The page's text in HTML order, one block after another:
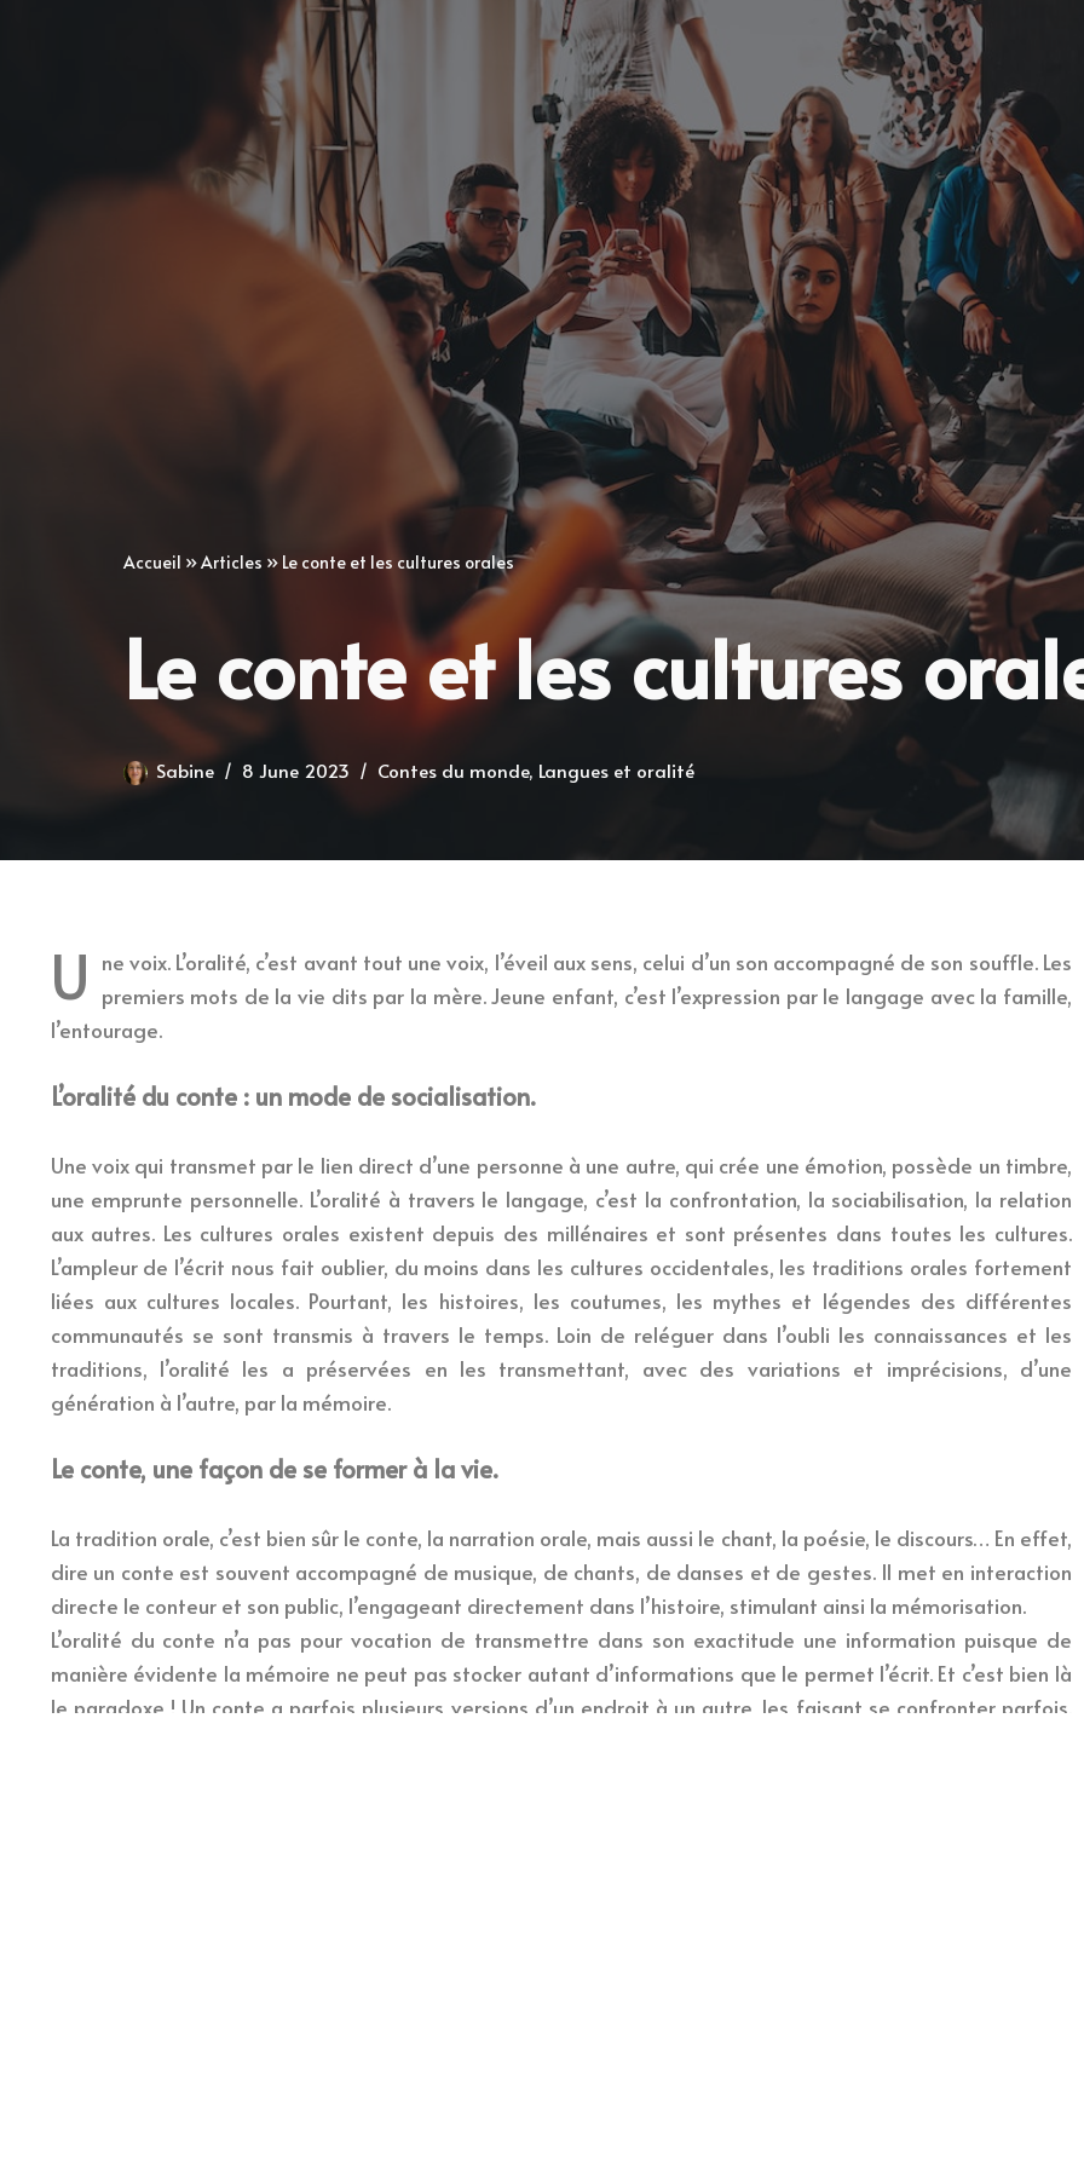
Accueil »Articles » Le conte et les cultures orales
Le conte et les cultures
Sabine 8 June 2023 Contes du monde, Langues et oralité
U ne voix. L’oralité, c’est avant tout une voix, l’éveil aux sens, celui d’un son accompagné de son souffle. Les
premiers mots de la vie dits par la mère. Jeune enfant, c’est l’expression par le langage avec la famille,
l’entourage.
L’oralité du conte : un mode de socialisation.
Une voix qui transmet par le lien direct d’une personne à une autre, qui crée une émotion, possède un timbre,
une emprunte personnelle. L’oralité à travers le langage, c’est la confrontation, la sociabilisation, la relation
aux autres. Les cultures orales existent depuis des millénaires et sont présentes dans toutes les cultures.
L’ampleur de l’écrit nous fait oublier, du moins dans les cultures occidentales, les traditions orales fortement
liées aux cultures locales. Pourtant, les histoires, les coutumes, les mythes et légendes des différentes
communautés se sont transmis à travers le temps. Loin de reléguer dans l’oubli les connaissances et les
traditions, l’oralité les a préservées en les transmettant, avec des variations et imprécisions, d’une
génération à l’autre, par la mémoire.
Le conte, une façon de se former à la vie.
La tradition orale, c’est bien sûr le conte, la narration orale, mais aussi le chant, la poésie, le discours… En effet,
dire un conte est souvent accompagné de musique, de chants, de danses et de gestes. Il met en interaction
directe le conteur et son public, l’engageant directement dans l’histoire, stimulant ainsi la mémorisation.
L’oralité du conte n’a pas pour vocation de transmettre dans son exactitude une information puisque de
manière évidente la mémoire ne peut pas stocker autant d’informations que le permet l’écrit. Et c’est bien là
le paradoxe ! Un conte a parfois plusieurs versions d’un endroit à un autre, les faisant se confronter parfois.